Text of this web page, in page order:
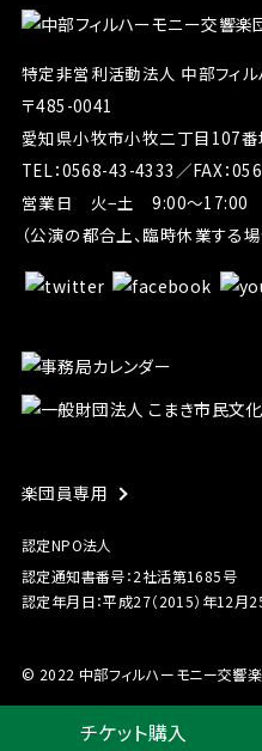
チケット購入
特定非営利活動法人 中部フィ
〒485-0041
愛知県小牧市小牧二丁目107
TEL：0568-43-4333 ／FAX：
営業日 火−土 9:00～17:00
（公演の都合上、臨時休業する
楽団員専用
認定NPO法人
認定通知書番号：2社活第1685号
認定年月日：平成27（2015）年12月
© 2022 中部フィルハーモニー交響